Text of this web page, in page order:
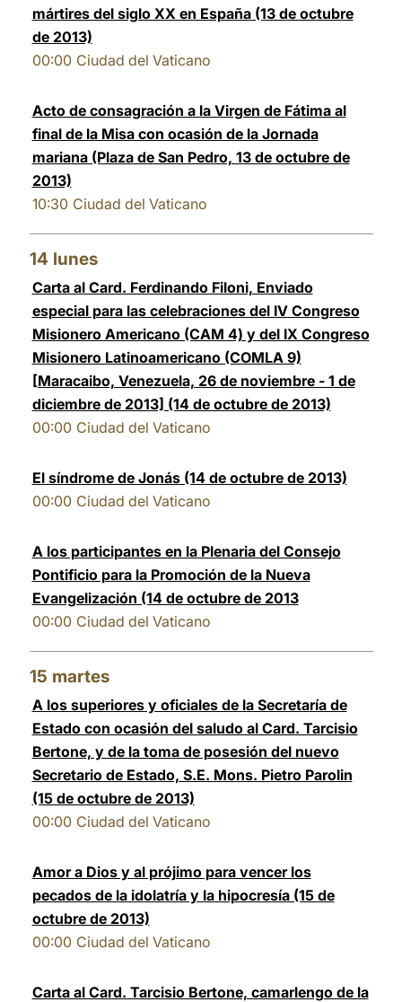
mártires del siglo XX en España (13 de octubre
de 2013)
00:00 Ciudad del Vaticano
Acto de consagración a la Virgen de Fátima al
final de la Misa con ocasión de la Jornada
mariana (Plaza de San Pedro, 13 de octubre de
2013)
10:30 Ciudad del Vaticano
14 lunes
Carta al Card. Ferdinando Filoni, Enviado
especial para las celebraciones del IV Congreso
Misionero Americano (CAM 4) y del IX Congreso
Misionero Latinoamericano (COMLA 9)
[Maracaibo, Venezuela, 26 de noviembre - 1 de
diciembre de 2013] (14 de octubre de 2013)
00:00 Ciudad del Vaticano
El síndrome de Jonás (14 de octubre de 2013)
00:00 Ciudad del Vaticano
A los participantes en la Plenaria del Consejo
Pontificio para la Promoción de la Nueva
Evangelización (14 de octubre de 2013
00:00 Ciudad del Vaticano
15 martes
A los superiores y oficiales de la Secretaría de
Estado con ocasión del saludo al Card. Tarcisio
Bertone, y de la toma de posesión del nuevo
Secretario de Estado, S.E. Mons. Pietro Parolin
(15 de octubre de 2013)
00:00 Ciudad del Vaticano
Amor a Dios y al prójimo para vencer los
pecados de la idolatría y la hipocresía (15 de
octubre de 2013)
00:00 Ciudad del Vaticano
Carta al Card. Tarcisio Bertone, camarlengo de la